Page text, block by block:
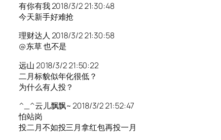
有你有我 2018/3/2 21:30:48
今天新手好难抢
理财达人 2018/3/2 21:30:58
@东草 也不是
远山 2018/3/2 21:50:22
二月标貌似年化很低？
为什么有人投？
^_^云儿飘飘~ 2018/3/2 21:52:47
怕站岗
投二月不如投三月拿红包再投一月